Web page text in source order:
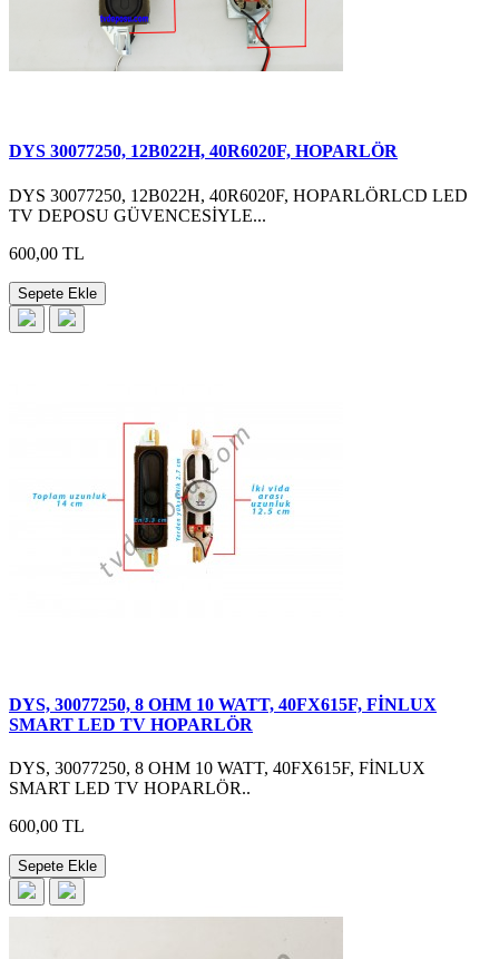
DYS 30077250, 12B022H, 40R6020F, HOPARLÖR
DYS 30077250, 12B022H, 40R6020F, HOPARLÖRLCD LED
TV DEPOSU GÜVENCESİYLE...
600,00 TL
Sepete Ekle
DYS, 30077250, 8 OHM 10 WATT, 40FX615F, FİNLUX
SMART LED TV HOPARLÖR
DYS, 30077250, 8 OHM 10 WATT, 40FX615F, FİNLUX
SMART LED TV HOPARLÖR..
600,00 TL
Sepete Ekle